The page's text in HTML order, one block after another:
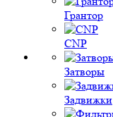
Грантор
CNP
Затворы
Задвижки